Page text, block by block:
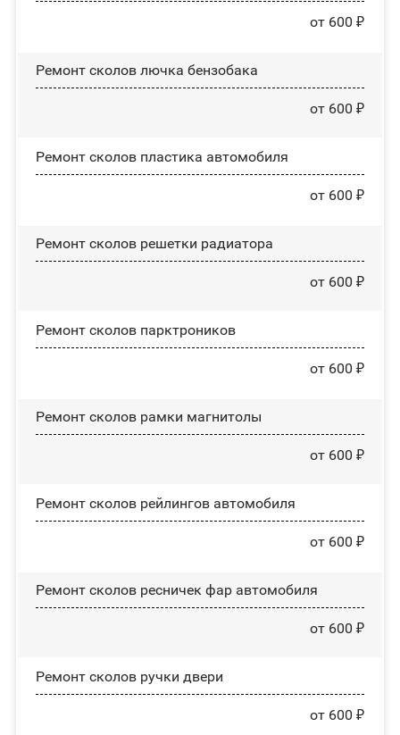
от 600 ₽
Ремонт сколов лючка бензобака
от 600 ₽
Ремонт сколов пластика автомобиля
от 600 ₽
Ремонт сколов решетки радиатора
от 600 ₽
Ремонт сколов парктроников
от 600 ₽
Ремонт сколов рамки магнитолы
от 600 ₽
Ремонт сколов рейлингов автомобиля
от 600 ₽
Ремонт сколов ресничек фар автомобиля
от 600 ₽
Ремонт сколов ручки двери
от 600 ₽